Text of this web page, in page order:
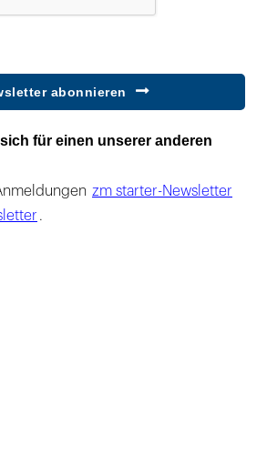
abonnieren
für einen unserer anderen
zm starter-Newsletter
.